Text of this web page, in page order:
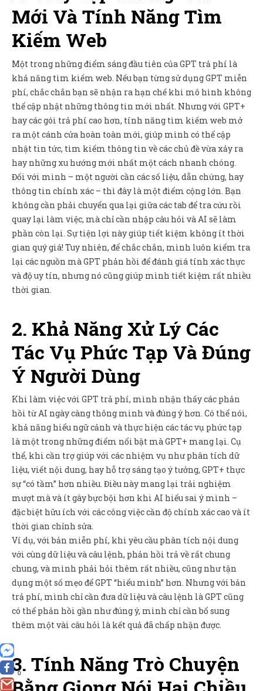
0
Mới Và Tính Năng Tìm
Kiếm Web
Một trong những điểm sáng đầu tiên của GPT trả phí là
khả năng tìm kiếm web. Nếu bạn từng sử dụng GPT miễn
phí, chắc chắn bạn sẽ nhận ra hạn chế khi mô hình không
thể cập nhật những thông tin mới nhất. Nhưng với GPT+
hay các gói trả phí cao hơn, tính năng tìm kiếm web mở
ra một cánh cửa hoàn toàn mới, giúp mình có thể cập
nhật tin tức, tìm kiếm thông tin về các chủ đề vừa xảy ra
hay những xu hướng mới nhất một cách nhanh chóng.
Đối với mình – một người cần các số liệu, dẫn chứng, hay
thông tin chính xác – thì đây là một điểm cộng lớn. Bạn
không cần phải chuyển qua lại giữa các tab để tra cứu rồi
quay lại làm việc, mà chỉ cần nhập câu hỏi và AI sẽ làm
phần còn lại. Sự tiện lợi này giúp tiết kiệm không ít thời
gian quý giá! Tuy nhiên, để chắc chắn, mình luôn kiểm tra
lại các nguồn mà GPT phản hồi để đánh giá tính xác thực
và độ uy tín, nhưng nó cũng giúp mình tiết kiệm rất nhiều
thời gian.
2. Khả Năng Xử Lý Các
Tác Vụ Phức Tạp Và Đúng
Ý Người Dùng
Khi làm việc với GPT trả phí, mình nhận thấy các phản
hồi từ AI ngày càng thông minh và đúng ý hơn. Có thể nói,
khả năng hiểu ngữ cảnh và thực hiện các tác vụ phức tạp
là một trong những điểm nổi bật mà GPT+ mang lại. Cụ
thể, khi cần trợ giúp với các nhiệm vụ như phân tích dữ
liệu, viết nội dung, hay hỗ trợ sáng tạo ý tưởng, GPT+ thực
sự “có tầm” hơn nhiều. Điều này mang lại trải nghiệm
mượt mà và ít gây bực bội hơn khi AI hiểu sai ý mình –
đặc biệt hữu ích với các công việc cần độ chính xác cao và ít
thời gian chỉnh sửa.
Ví dụ, với bản miễn phí, khi yêu cầu phân tích nội dung
với cùng dữ liệu và câu lệnh, phản hồi trả về rất chung
chung, và mình phải hỏi thêm rất nhiều, cũng như tận
dụng một số mẹo để GPT “hiểu mình” hơn. Nhưng với bản
trả phí, mình chỉ cần đưa dữ liệu và câu lệnh là GPT cũng
có thể phản hồi gần như đúng ý, mình chỉ cần bổ sung
thêm một vài câu hỏi là kết quả đã chấp nhận được.
3. Tính Năng Trò Chuyện